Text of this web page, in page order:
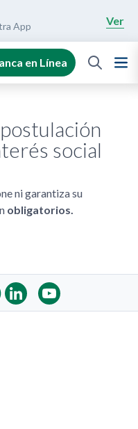
App Ver
en Línea
social
ni garantiza su
obligatorios.